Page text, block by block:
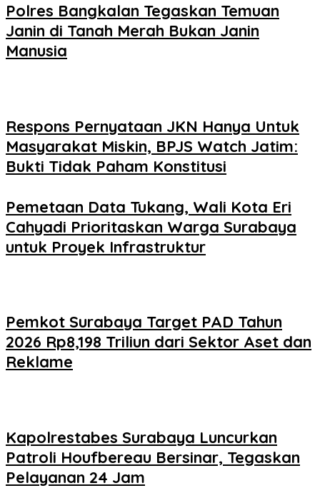
Polres Bangkalan Tegaskan Temuan
Janin di Tanah Merah Bukan Janin
Manusia
Respons Pernyataan JKN Hanya Untuk
Masyarakat Miskin, BPJS Watch Jatim:
Bukti Tidak Paham Konstitusi
Pemetaan Data Tukang, Wali Kota Eri
Cahyadi Prioritaskan Warga Surabaya
untuk Proyek Infrastruktur
Pemkot Surabaya Target PAD Tahun
2026 Rp8,198 Triliun dari Sektor Aset dan
Reklame
Kapolrestabes Surabaya Luncurkan
Patroli Houfbereau Bersinar, Tegaskan
Pelayanan 24 Jam